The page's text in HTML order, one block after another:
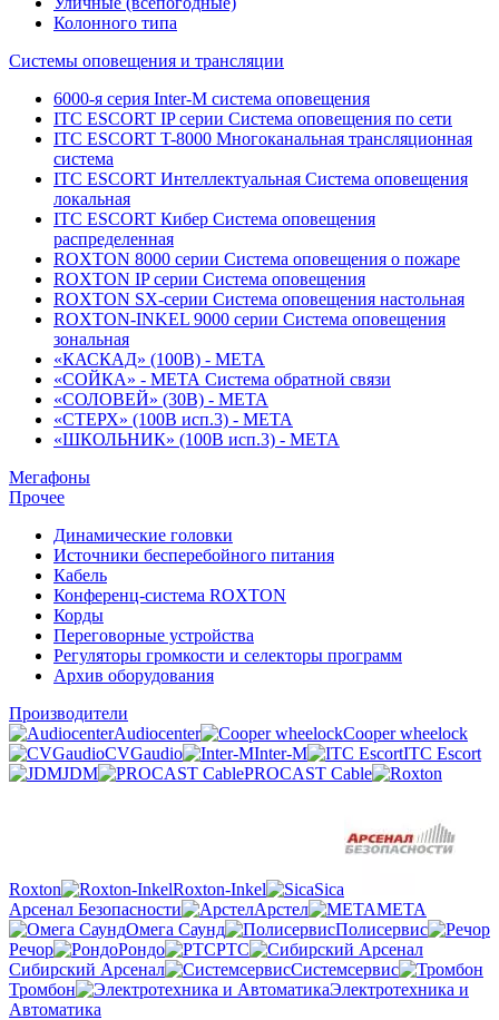
Колонного типа
Системы оповещения и трансляции
6000-я серия Inter-M система оповещения
ITC ESCORT IP серии Система оповещения по сети
ITC ESCORT T-8000 Многоканальная трансляционная
система
ITC ESCORT Интеллектуальная Система оповещения
локальная
ITC ESCORT Кибер Система оповещения
распределенная
ROXTON 8000 серии Система оповещения о пожаре
ROXTON IP серии Система оповещения
ROXTON SX-серии Система оповещения настольная
ROXTON-INKEL 9000 серии Система оповещения
зональная
«КАСКАД» (100В) - МЕТА
«СОЙКА» - МЕТА Система обратной связи
«СОЛОВЕЙ» (30В) - МЕТА
«СТЕРХ» (100В исп.3) - МЕТА
«ШКОЛЬНИК» (100В исп.3) - МЕТА
Мегафоны
Прочее
Динамические головки
Источники бесперебойного питания
Кабель
Конференц-система ROXTON
Корды
Переговорные устройства
Регуляторы громкости и селекторы программ
Архив оборудования
Производители
Audiocenter
Cooper wheelock
CVGaudio
Inter-M
ITC Escort
JDM
PROCAST Cable
Roxton Roxton-Inkel
Sica
Арсенал Безопасности
Арстел
МЕТА
Омега Саунд
Полисервис
Речор
Рондо
РТС
Сибирский Арсенал
Системсервис
Тромбон
Электротехника и
Автоматика